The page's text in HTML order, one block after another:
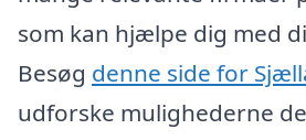
som kan hjælpe dig med
Besøg denne side for
udforske mulighederne